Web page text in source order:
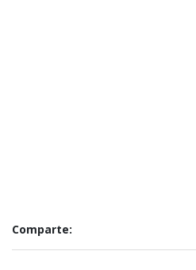
Comparte: